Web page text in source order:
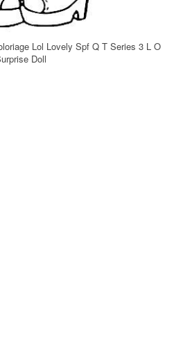
Lol Lovely Spf Q T Series 3 L O
Doll